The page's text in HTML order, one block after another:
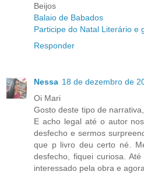
Beijos
Balaio de Babados
Participe do Natal Literário e
Responder
Nessa 18 de dezembro de
Oi Mari
Gosto deste tipo de
E acho legal até o autor
desfecho e sermos
que p livro deu certo né.
desfecho, fiquei curiosa.
interessado pela obra e